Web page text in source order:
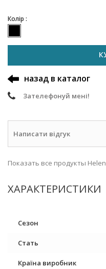
Колір :
назад в каталог
Зателефонуй мені!
Написати відгук
Показать все продукты
ХАРАКТЕРИСТИКИ
Сезон
Стать
Країна виробник